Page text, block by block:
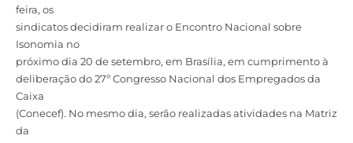
feira, os
sindicatos decidiram realizar o Encontro Nacional sobre
Isonomia no
próximo dia 20 de setembro, em Brasília, em cumprimento à
deliberação do 27º Congresso Nacional dos Empregados da
Caixa
(Conecef). No mesmo dia, serão realizadas atividades na Matriz
da